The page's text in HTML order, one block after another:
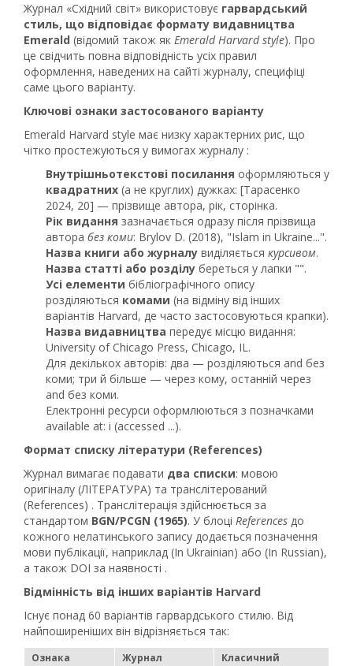
Журнал «Східний світ» використовує гарвардський
стиль, що відповідає формату видавництва
Emerald (відомий також як Emerald Harvard style). Про
це свідчить повна відповідність усіх правил
оформлення, наведених на сайті журналу, специфіці
саме цього варіанту.
Ключові ознаки застосованого варіанту
Emerald Harvard style має низку характерних рис, що
чітко простежуються у вимогах журналу :
Внутрішньотекстові посилання оформляються у
квадратних (а не круглих) дужках: [Тарасенко
2024, 20] — прізвище автора, рік, сторінка.
Рік видання зазначається одразу після прізвища
автора без коми: Brylov D. (2018), "Islam in Ukraine...".
Назва книги або журналу виділяється курсивом.
Назва статті або розділу береться у лапки "".
Усі елементи бібліографічного опису
розділяються комами (на відміну від інших
варіантів Harvard, де часто застосовуються крапки).
Назва видавництва передує місцю видання:
University of Chicago Press, Chicago, IL.
Для декількох авторів: два — розділяються and без
коми; три й більше — через кому, останній через
and без коми.
Електронні ресурси оформлюються з позначками
available at: і (accessed ...).
Формат списку літератури (References)
Журнал вимагає подавати два списки: мовою
оригіналу (ЛІТЕРАТУРА) та транслітерований
(References) . Транслітерація здійснюється за
стандартом BGN/PCGN (1965). У блоці References до
кожного нелатинського запису додається позначення
мови публікації, наприклад (In Ukrainian) або (In Russian),
а також DOI за наявності .
Відмінність від інших варіантів Harvard
Існує понад 60 варіантів гарвардського стилю. Від
найпоширеніших він відрізняється так:
Ознака
Журнал
Класичний